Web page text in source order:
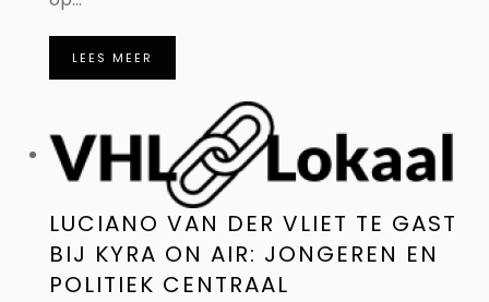
LEES MEER
LUCIANO VAN DER VLIET TE GAST
BIJ KYRA ON AIR: JONGEREN EN
POLITIEK CENTRAAL